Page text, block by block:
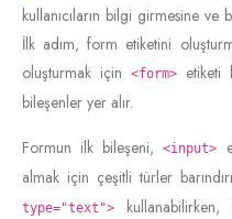
kullanıcıların bilgi girmesine
İlk adım, form etiketini
oluşturmak için
<form>etiketi
bileşenler yer alır.
Formun ilk bileşeni,<input>
almak için çeşitli türler
type="text">